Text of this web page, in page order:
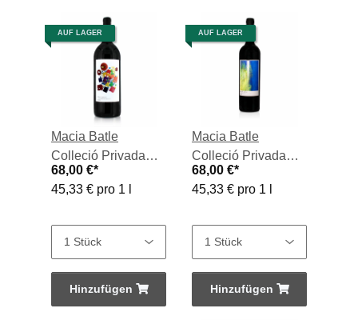
AUF LAGER
Macia Batle
Colleció Privada
Magn., Vino Tinto
2020, 1,5-l-Flasche
68,00 €*
45,33 € pro 1 l
Hinzufügen
AUF LAGER
Macia Batle
Colleció Privada
Magn., Vino Tinto
2021, 1,5-l-Flasche
68,00 €*
45,33 € pro 1 l
Hinzufügen